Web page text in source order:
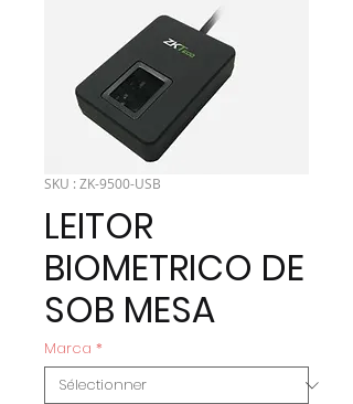
SKU : ZK-9500-USB
LEITOR
BIOMETRICO DE
SOB MESA
Marca *